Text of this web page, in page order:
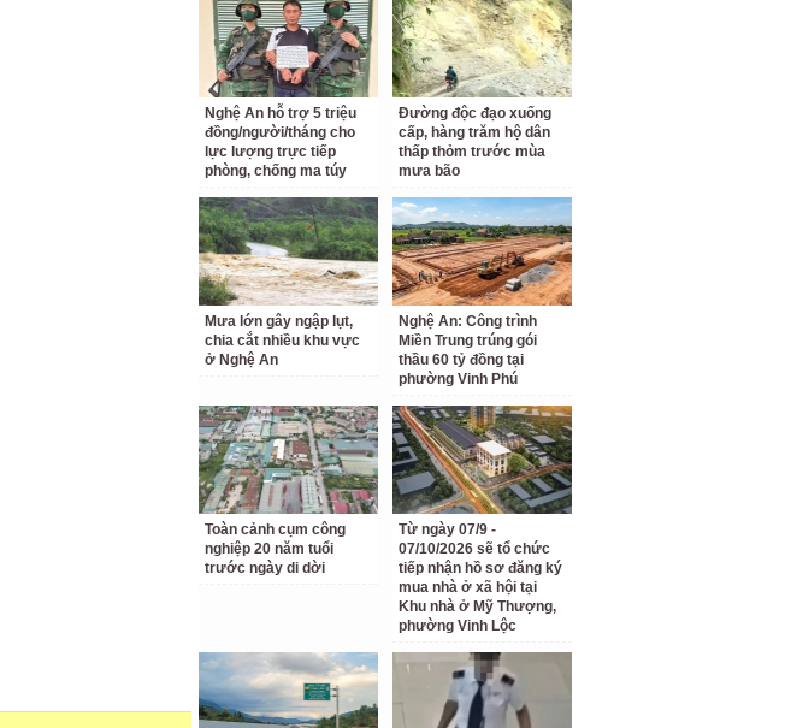
Nghệ An hỗ trợ 5 triệu
đồng/người/tháng cho
lực lượng trực tiếp
phòng, chống ma túy
Đường độc đạo xuống
cấp, hàng trăm hộ dân
thấp thỏm trước mùa
mưa bão
Mưa lớn gây ngập lụt,
chia cắt nhiều khu vực
ở Nghệ An
Nghệ An: Công trình
Miền Trung trúng gói
thầu 60 tỷ đồng tại
phường Vinh Phú
Toàn cảnh cụm công
nghiệp 20 năm tuổi
trước ngày di dời
Từ ngày 07/9 -
07/10/2026 sẽ tổ chức
tiếp nhận hồ sơ đăng ký
mua nhà ở xã hội tại
Khu nhà ở Mỹ Thượng,
phường Vinh Lộc